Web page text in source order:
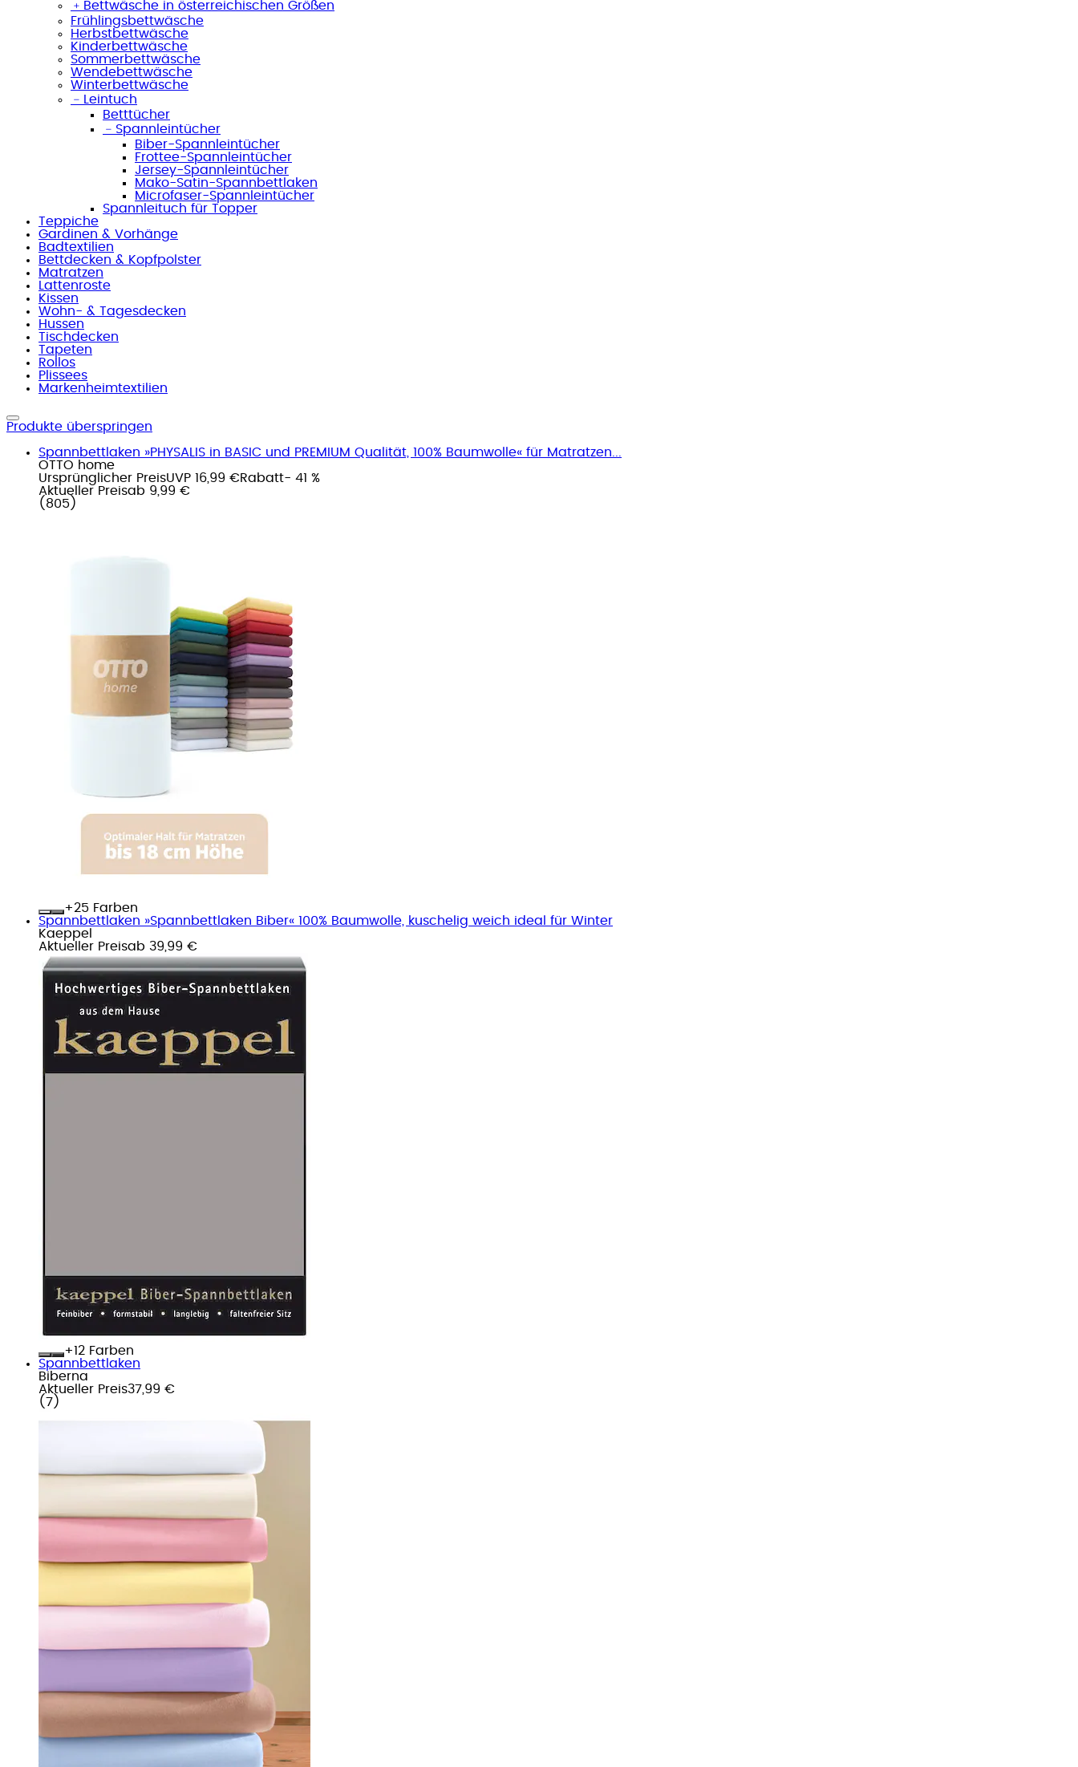
﹢ Bettwäsche in österreichischen Größen
Frühlingsbettwäsche
Herbstbettwäsche
Kinderbettwäsche
Sommerbettwäsche
Wendebettwäsche
Winterbettwäsche
﹣
Leintuch
Betttücher
﹣ Spannleintücher
Biber-Spannleintücher
Frottee-Spannleintücher
Jersey-Spannleintücher
Mako-Satin-Spannbettlaken
Microfaser-Spannleintücher
Spannleituch für Topper
Teppiche
Gardinen & Vorhänge
Badtextilien
Bettdecken & Kopfpolster
Matratzen
Lattenroste
Kissen
Wohn- & Tagesdecken
Hussen
Tischdecken
Tapeten
Rollos
Plissees
Markenheimtextilien
Produkte überspringen
Spannbettlaken »PHYSALIS in BASIC und PREMIUM Qualität, 100% Baumwolle« für Matratzen...
OTTO home
Ursprünglicher PreisUVP 16,99 €Rabatt- 41 %
Aktueller Preisab 9,99 €
( 805 )
+
Farben
Spannbettlaken »Spannbettlaken Biber« 100% Baumwolle, kuschelig weich ideal für Winter
Kaeppel
Aktueller Preisab 39,99 €
+
Farben
Spannbettlaken
Biberna
Aktueller Preis37,99 €
( 7 )